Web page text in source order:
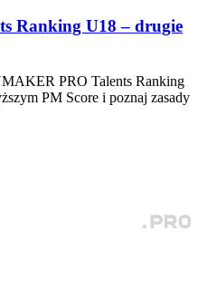
Ranking U18 – drugie
PRO Talents Ranking
PM Score i poznaj zasady